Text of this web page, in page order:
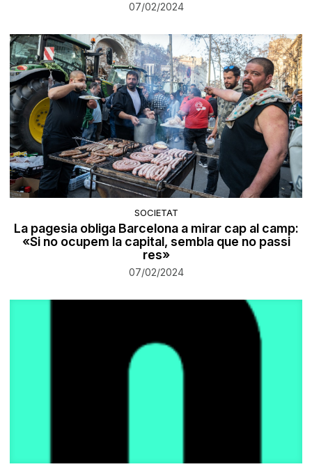
07/02/2024
SOCIETAT
La pagesia obliga Barcelona a mirar cap al camp:
«Si no ocupem la capital, sembla que no passi
res»
07/02/2024